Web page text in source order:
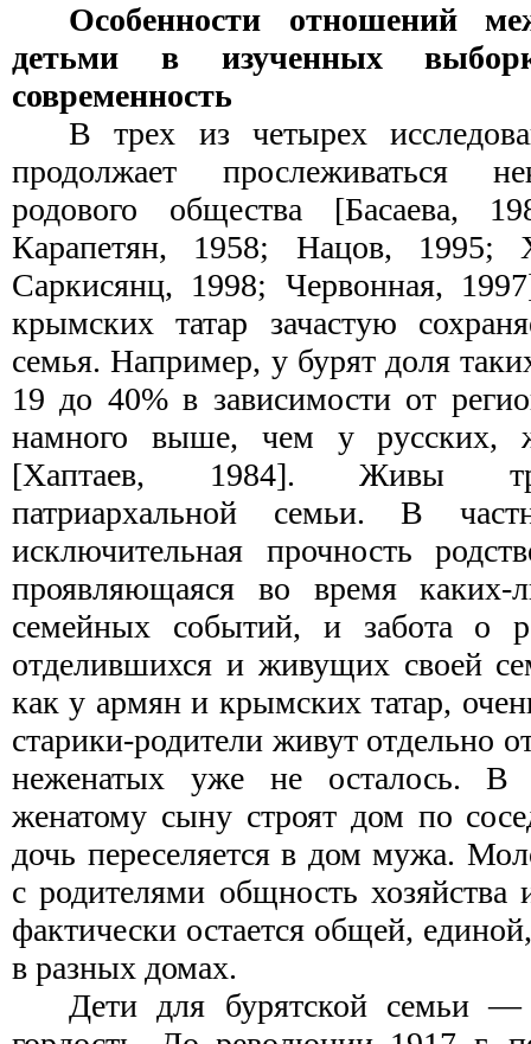
Особенности отношений
детьми в изученных
современность
В трех из четырех
продолжает прослеживаться
родового общества [Басаева,
Карапетян, 1958; Нацов, 1995;
Саркисянц, 1998; Червонная,
крымских татар зачастую
семья. Например, у бурят доля
19 до 40% в зависимости от
намного выше, чем у русских,
[Хаптаев, 1984]. Живы
патриархальной семьи. В
исключительная прочность
проявляющаяся во время каких-
семейных событий, и забота о
отделившихся и живущих своей
как у армян и крымских татар,
старики-родители живут отдельно
неженатых уже не осталось. В
женатому сыну строят дом по
дочь переселяется в дом мужа.
с родителями общность хозяйства
фактически остается общей,
в разных домах.
Дети для бурятской семьи —